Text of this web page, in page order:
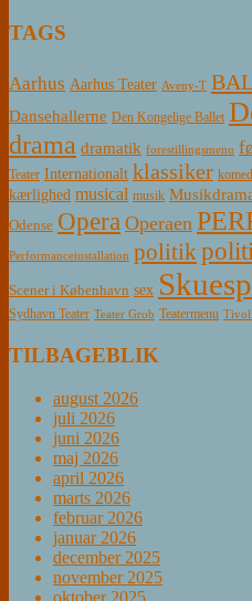
TAGS
Aarhus Aarhus Teater Aveny-T
Dansehallerne Den Kongelige Ballet
drama dramatik forestillingsmenu
Teater Internationalt klassiker
kærlighed musical musik
Odense Opera Operaen
Performanceinstallation politik
Scener i København sex
Sydhavn Teater Teater Grob Teatermenu Tivoli
TILBAGEBLIK
august 2026
juli 2026
juni 2026
maj 2026
april 2026
marts 2026
februar 2026
januar 2026
december 2025
november 2025
oktober 2025